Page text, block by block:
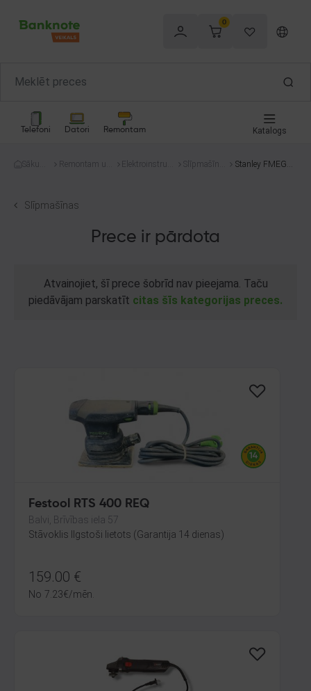
0
Telefoni Datori Remontam Katalogs
Sākum
Remontam un
Elektroinstrum
Slīpmašīna
Stanley FMEG21
Slīpmašīnas
Prece ir pārdota
Atvainojiet, šī prece šobrīd nav pieejama. Taču
piedāvājam parskatīt citas šīs kategorijas preces.
Festool RTS 400 REQ
Balvi, Brīvības iela 57
Stāvoklis Ilgstoši lietots (Garantija 14 dienas)
159.00 €
No 7.23€/mēn.